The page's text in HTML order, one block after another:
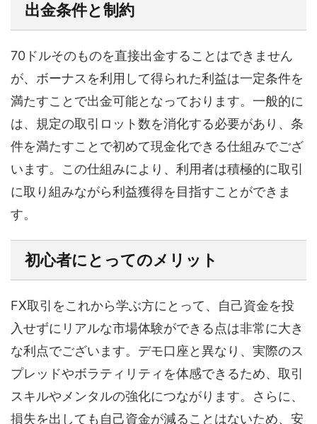
出金条件と制約
70ドルそのものを直接出金することはできません
が、ボーナスを利用して得られた利益は一定条件を
満たすことで出金可能となっております。一般的に
は、規定の取引ロット数を消化する必要があり、条
件を満たすことで初めて現金化できる仕組みでござ
います。この仕組みにより、利用者は積極的に取引
に取り組みながら利益獲得を目指すことができま
す。
初心者にとってのメリット
FX取引をこれから学ぶ方にとって、自己資金を投
入せずにリアルな市場体験ができる点は非常に大き
な利点でございます。デモ口座と異なり、実際のス
プレッドやボラティリティを体感できるため、取引
スキルやメンタルの強化につながります。さらに、
損失を出しても自己資金が減ることはないため、安